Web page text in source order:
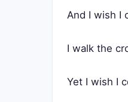
And I wish I
I walk the
Yet I wish I